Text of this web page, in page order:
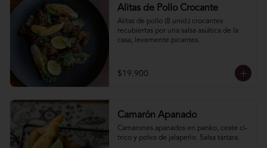
Alitas de Pollo Crocante
Alitas de pollo (8 unid.) crocantes
recubiertas por una salsa asiática de la
casa, levemente picantes.
$19.900
Camarón Apanado
Camarones apanados en panko, ceste cí­
trico y polvo de jalapeño. Salsa tártara.